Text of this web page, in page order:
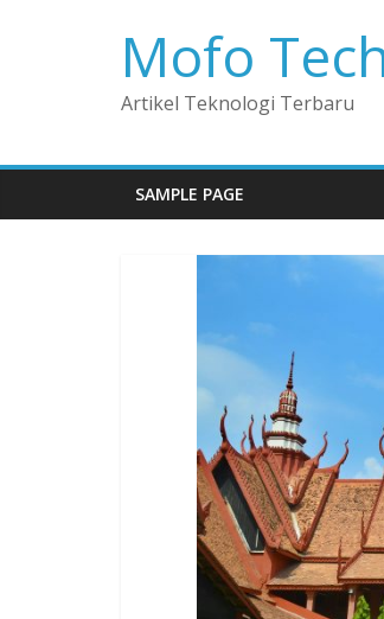
Mofo
Artikel Teknologi Terbaru
SAMPLE PAGE